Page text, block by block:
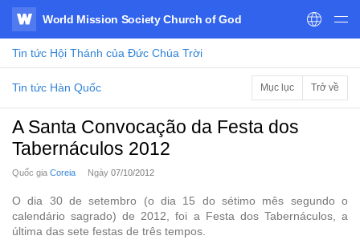
WATV
World Mission Society Church of God
Tin tức Hội Thánh của Đức Chúa Trời
Tin tức Hàn Quốc Mục lục Trở về
A Santa Convocação da Festa dos
Tabernáculos 2012
Quốc gia Coreia Ngày 07/10/2012
O dia 30 de setembro (o dia 15 do sétimo mês segundo o
calendário sagrado) de 2012, foi a Festa dos Tabernáculos, a
última das sete festas de três tempos.